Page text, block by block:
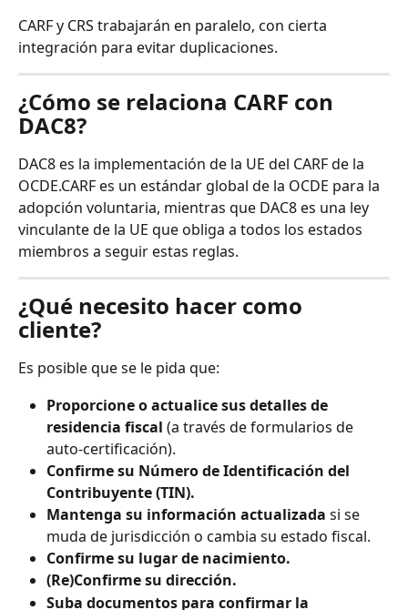
CARF y CRS trabajarán en paralelo, con cierta
integración para evitar duplicaciones.
¿Cómo se relaciona CARF con
DAC8?
DAC8 es la implementación de la UE del CARF de la
OCDE.CARF es un estándar global de la OCDE para la
adopción voluntaria, mientras que DAC8 es una ley
vinculante de la UE que obliga a todos los estados
miembros a seguir estas reglas.
¿Qué necesito hacer como
cliente?
Es posible que se le pida que:
Proporcione o actualice sus detalles de
residencia fiscal (a través de formularios de
auto-certificación).
Confirme su Número de Identificación del
Contribuyente (TIN).
Mantenga su información actualizada si se
muda de jurisdicción o cambia su estado fiscal.
Confirme su lugar de nacimiento.
(Re)Confirme su dirección.
Suba documentos para confirmar la